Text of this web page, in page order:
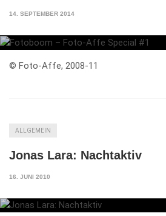
14. SEPTEMBER 2014
© Foto-Affe, 2008-11
ALLGEMEIN
Jonas Lara: Nachtaktiv
16. JUNI 2010